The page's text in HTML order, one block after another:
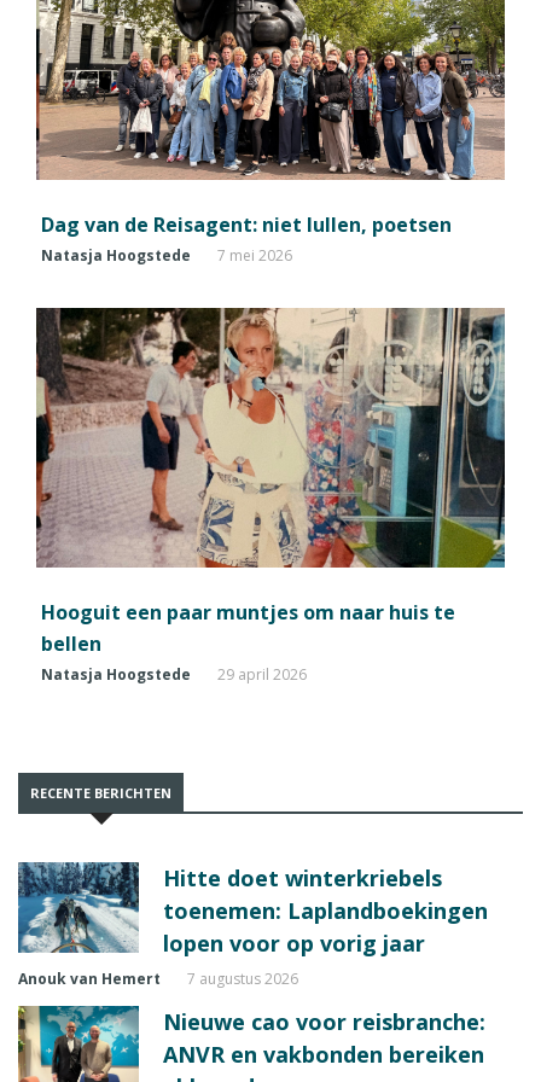
Dag van de Reisagent: niet lullen, poetsen
Natasja Hoogstede 7 mei 2026
Hooguit een paar muntjes om naar huis te
bellen
Natasja Hoogstede 29 april 2026
RECENTE BERICHTEN
Hitte doet winterkriebels
toenemen: Laplandboekingen
lopen voor op vorig jaar
Anouk van Hemert 7 augustus 2026
Nieuwe cao voor reisbranche:
ANVR en vakbonden bereiken